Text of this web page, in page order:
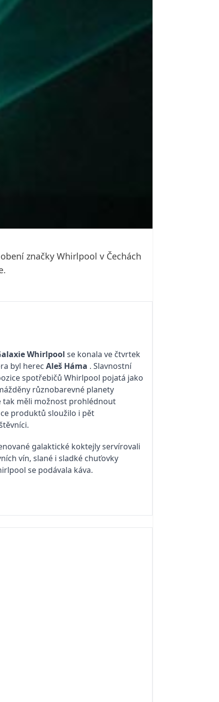
značky Whirlpool v Čechách
Whirlpool se konala ve čtvrtek
byl herec Aleš Háma . Slavnostní
spotřebičů Whirlpool pojatá jako
různobarevné planety
tak měli možnost prohlédnout
produktů sloužilo i pět
galaktické koktejly servírovali
vín, slané i sladké chuťovky
se podávala káva.